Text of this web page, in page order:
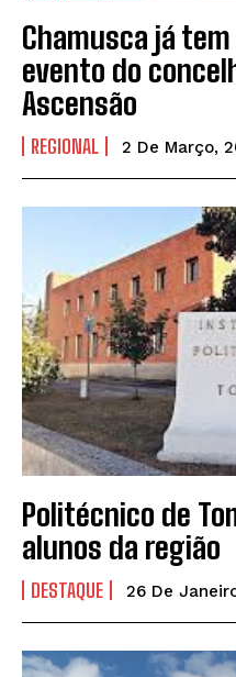
Chamusca já
evento do
Ascensão
REGIONAL 2 De Março,
Politécnico de
alunos da região
DESTAQUE 26 De